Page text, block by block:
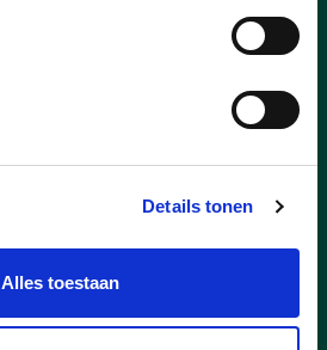
Details tonen
Alles toestaan
KARIN BROUWERS
WOONSTBETREDINGEN